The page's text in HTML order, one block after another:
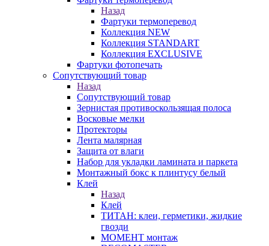
Назад
Фартуки термоперевод
Коллекция NEW
Коллекция STANDART
Коллекция EXCLUSIVE
Фартуки фотопечать
Сопутствующий товар
Назад
Сопутствующий товар
Зернистая противоскользящая полоса
Восковые мелки
Протекторы
Лента малярная
Защита от влаги
Набор для укладки ламината и паркета
Монтажный бокс к плинтусу белый
Клей
Назад
Клей
ТИТАН: клеи, герметики, жидкие
гвозди
МОМЕНТ монтаж